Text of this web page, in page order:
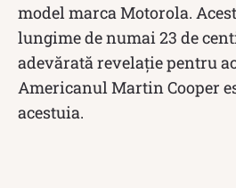
model marca Motorola.
lungime de numai 23 de
adevărată revelație pentru
Americanul Martin Cooper
acestuia.